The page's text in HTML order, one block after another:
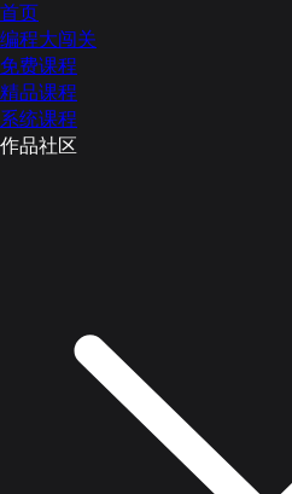
首页
编程大闯关
免费课程
精品课程
系统课程
作品社区